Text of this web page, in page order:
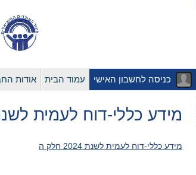
כניסה לחשבון האישי עמוד הבית אודות
מידע כללי-דוח לעמית לשנת 2024
מידע כללי-דוח לעמית לשנת 2024 חלק ה